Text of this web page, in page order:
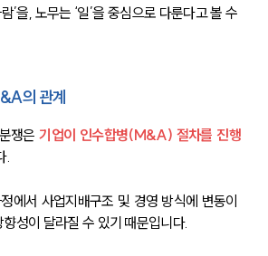
’을, 노무는 ‘일’을 중심으로 다룬다고 볼 수
의 관계
쟁은 기업이 인수합병(M&A) 절차를 진행
.
에서 사업지배구조 및 경영 방식에 변동이
성이 달라질 수 있기 때문입니다.